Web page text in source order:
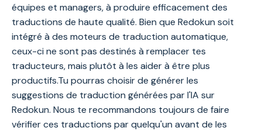
équipes et managers, à produire efficacement des
traductions de haute qualité. Bien que Redokun soit
intégré à des moteurs de traduction automatique,
ceux-ci ne sont pas destinés à remplacer tes
traducteurs, mais plutôt à les aider à être plus
productifs.Tu pourras choisir de générer les
suggestions de traduction générées par l'IA sur
Redokun. Nous te recommandons toujours de faire
vérifier ces traductions par quelqu'un avant de les